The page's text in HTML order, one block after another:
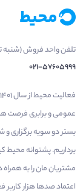
تلفن واحد فروش (شنبه تا
021-57605999
عمومی و برابری فرصت
بستر دو سویه برگزاری و
برداریم. پشتوانه
مشتریان مان را به
اعتماد صدها هزار